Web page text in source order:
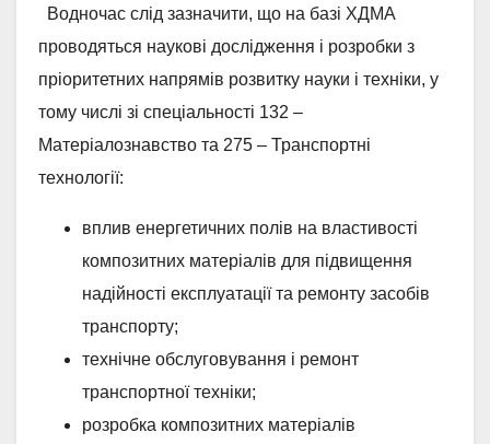
Водночас слід зазначити, що на базі ХДМА
проводяться наукові дослідження і розробки з
пріоритетних напрямів розвитку науки і техніки, у
тому числі зі спеціальності 132 –
Матеріалознавство та 275 – Транспортні
технології:
вплив енергетичних полів на властивості
композитних матеріалів для підвищення
надійності експлуатації та ремонту засобів
транспорту;
технічне обслуговування і ремонт
транспортної техніки;
розробка композитних матеріалів